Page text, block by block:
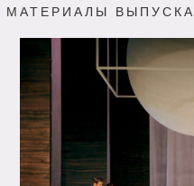
МАТЕРИАЛЫ ВЫПУСКА